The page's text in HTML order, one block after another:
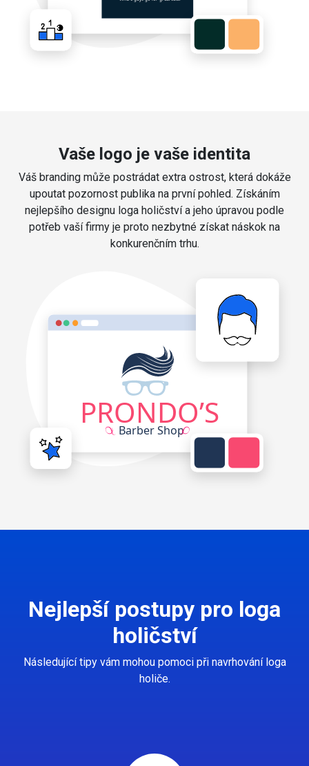
Vaše logo je vaše identita
Váš branding může postrádat extra ostrost, která dokáže
upoutat pozornost publika na první pohled. Získáním
nejlepšího designu loga holičství a jeho úpravou podle
potřeb vaší firmy je proto nezbytné získat náskok na
konkurenčním trhu.
Nejlepší postupy pro loga
holičství
Následující tipy vám mohou pomoci při navrhování loga
holiče.